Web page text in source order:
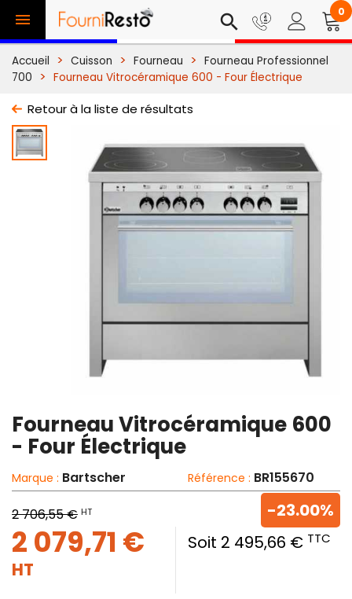
 search 0
Accueil Cuisson Fourneau
Fourneau Professionnel
700
Fourneau Vitrocéramique 600 - Four Électrique
Retour à la liste de résultats
Fourneau Vitrocéramique 600
- Four Électrique
Marque : Bartscher Référence : BR155670
2 706,55 € HT
2 079,71 €
HT
Soit 2 495,66 € TTC
-23.00%